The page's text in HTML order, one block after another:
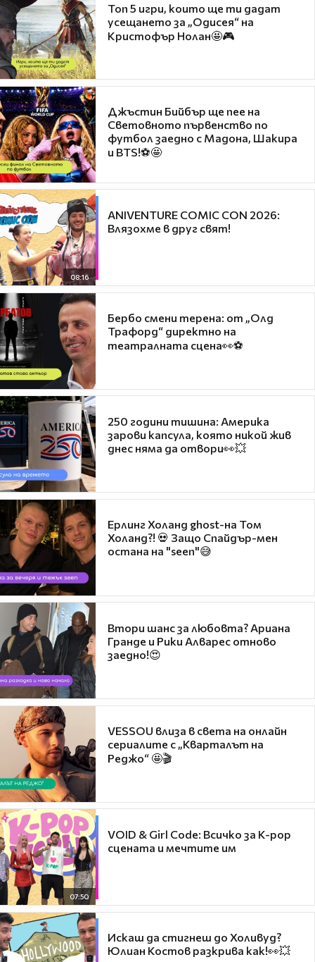
Топ 5 игри, които ще ти дадат
усещането за „Одисея“ на
Кристофър Нолан🤩🎮
Джъстин Бийбър ще пее на
Световното първенство по
футбол заедно с Мадона, Шакира
и BTS!⚽🤩
08:16
ANIVENTURE COMIC CON 2026:
Влязохме в друг свят!
Бербо смени терена: от „Олд
Трафорд“ директно на
театралната сцена👀⚽
250 години тишина: Америка
зарови капсула, която никой жив
днес няма да отвори👀💥
Ерлинг Холанд ghost-на Том
Холанд?! 💀 Защо Спайдър-мен
остана на "seen"😅
Втори шанс за любовта? Ариана
Гранде и Рики Алварес отново
заедно!😍
VESSOU влиза в света на онлайн
сериалите с „Кварталът на
Реджо“ 🤩🎬
07:50
VOID & Girl Code: Всичко за K-pop
сцената и мечтите им
Искаш да стигнеш до Холивуд?
Юлиан Костов разкрива как!👀💥